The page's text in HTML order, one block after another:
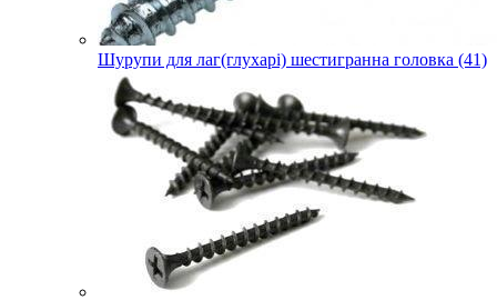
Шурупи для лаг(глухарі) шестигранна головка (41)